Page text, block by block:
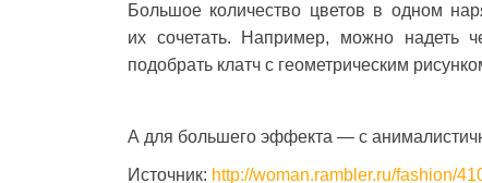
Большое количество цветов в одном
их сочетать. Например, можно надеть
подобрать клатч с геометрическим
А для большего эффекта — с
Источник: http://woman.rambler.ru/fashion/